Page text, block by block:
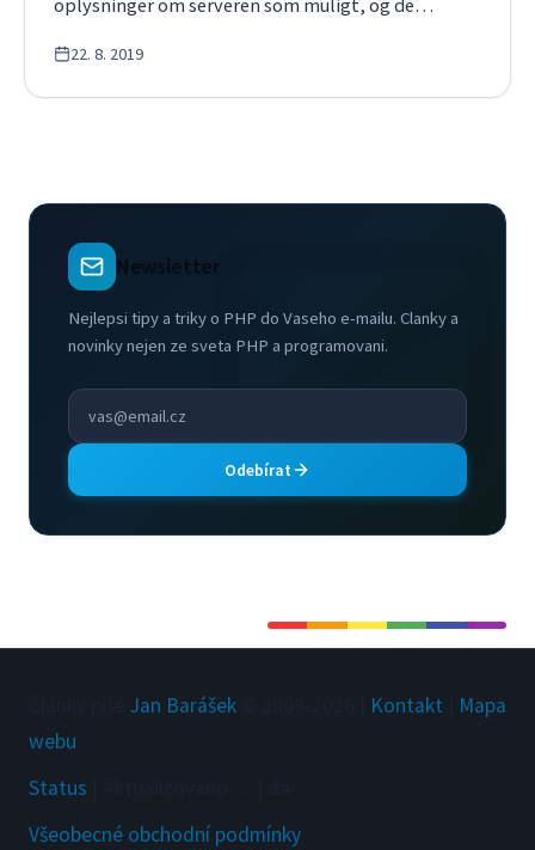
oplysninger om serveren som muligt, og den
dette formål: phpinfo(); die; // efter at have
skrevet konfigurationen, afslutter du
22. 8. 2019
Newsletter
Nejlepsi tipy a triky o PHP do Vaseho e-mailu. Clanky a
novinky nejen ze sveta PHP a programovani.
Odebírat
Jan Barášek Kontakt
Mapa
webu
Status
Všeobecné obchodní podmínky